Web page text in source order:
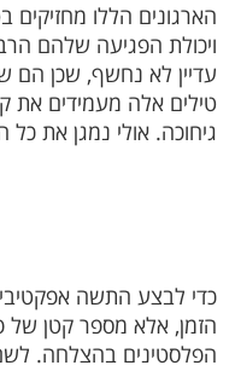
הארגונים הללו מחזיקים
ויכולת הפגיעה שלהם
עדיין לא נחשף, שכן הם
טילים אלה מעמידים את
גיחוכה. אולי נמגן את כל
כדי לבצע התשה
הזמן, אלא מספר קטן של
הפלסטינים בהצלחה.